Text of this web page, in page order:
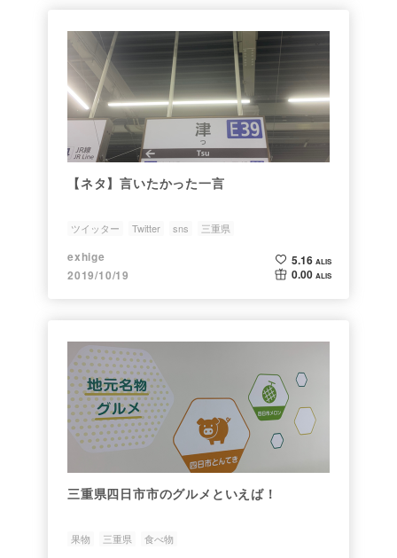
【ネタ】言いたかった一言
ツイッター Twitter sns 三重県
exhige
2019/10/19
5.16 ALIS
0.00 ALIS
三重県四日市市のグルメといえば！
果物 三重県 食べ物